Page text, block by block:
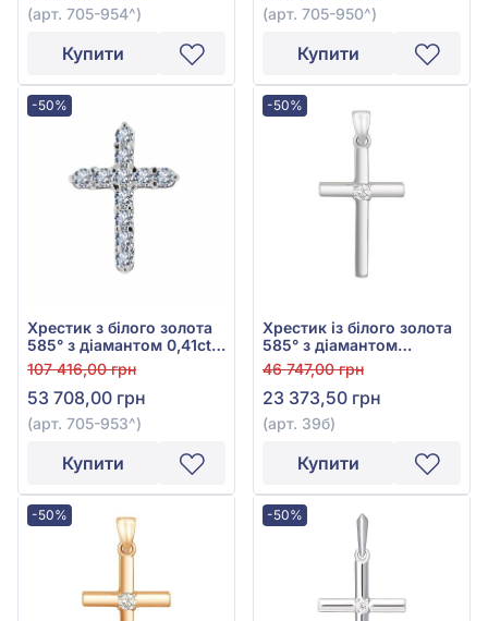
(арт. 705-954^)
Купити
(арт. 705-950^)
Купити
-50%
Хрестик з білого золота
585° з діамантом 0,41ct,
арт. 705-953
107 416,00 грн
53 708,00 грн
(арт. 705-953^)
Купити
-50%
Хрестик із білого золота
585° з діамантом
0,095ct, арт. 39б
46 747,00 грн
23 373,50 грн
(арт. 39б)
Купити
-50% -50%